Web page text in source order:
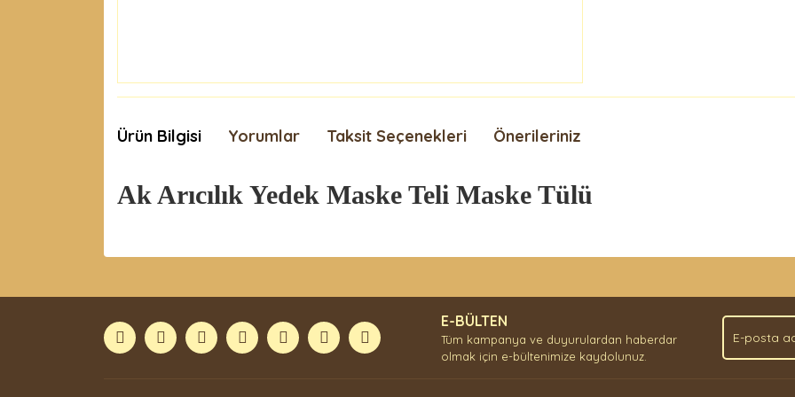
Ürün Bilgisi Yorumlar Taksit Seçenekleri Önerileriniz
Ak Arıcılık Yedek Maske Teli Maske Tülü
Ürün açıklamasında eksik bilgiler bulunuyor.
E-BÜLTEN
Tüm kampanya ve duyurulardan haberdar
olmak için e-bültenimize kaydolunuz.